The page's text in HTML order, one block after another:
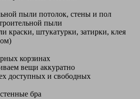
пыли потолок, стены и пол
пыли
краски, штукатурки, затирки, клея
корзинах
вещи аккуратно
доступных и свободных
бра